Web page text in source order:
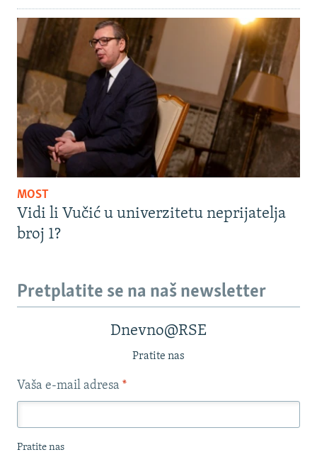
MOST
Vidi li Vučić u univerzitetu neprijatelja
broj 1?
Pretplatite se na naš newsletter
Dnevno@RSE
Pratite nas
Vaša e-mail adresa *
Pratite nas